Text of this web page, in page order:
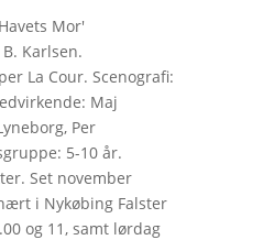
Mor'
Karlsen.
La Cour. Scenografi:
Maj
Per
5-10 år.
Set november
i Nykøbing Falster
og 11, samt lørdag